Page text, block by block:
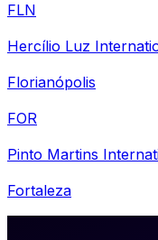
FLN
Hercílio Luz
Florianópolis
FOR
Pinto Martins
Fortaleza